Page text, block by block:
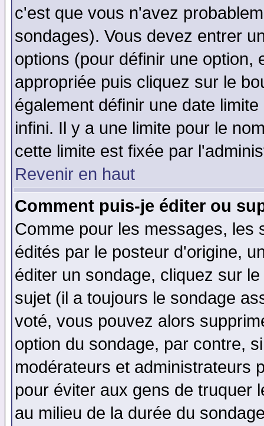
c'est que vous n'avez
sondages). Vous devez entrer
options (pour définir une option,
appropriée puis cliquez sur le
également définir une date
infini. Il y a une limite pour le
cette limite est fixée par
Revenir en haut
Comment puis-je éditer ou
Comme pour les messages, les
édités par le posteur d'origine,
éditer un sondage, cliquez sur
sujet (il a toujours le sondage
voté, vous pouvez alors
option du sondage, par contre,
modérateurs et administrateurs
pour éviter aux gens de truquer
au milieu de la durée du